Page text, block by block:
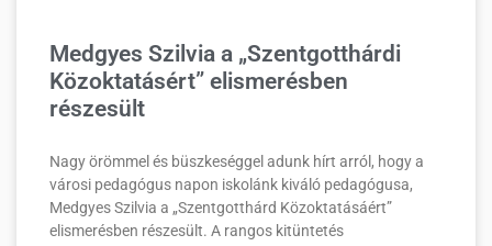
Medgyes Szilvia a „Szentgotthárdi
Közoktatásért” elismerésben
részesült
Nagy örömmel és büszkeséggel adunk hírt arról, hogy a
városi pedagógus napon iskolánk kiváló pedagógusa,
Medgyes Szilvia a „Szentgotthárd Közoktatásáért”
elismerésben részesült. A rangos kitüntetés